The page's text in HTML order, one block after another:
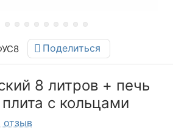
Поделиться
8 литров + печь
с кольцами
отзыв